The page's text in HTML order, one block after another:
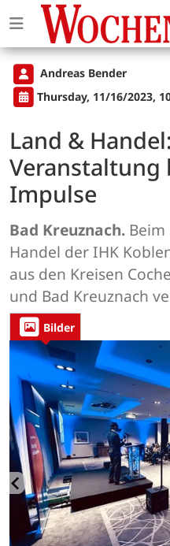
Andreas Bender
Thursday, 11/16/2023,
Land &
Impulse
Bad Kreuznach.
Handel der IHK
aus den Kreisen
und Bad Kreuznach
Bilder